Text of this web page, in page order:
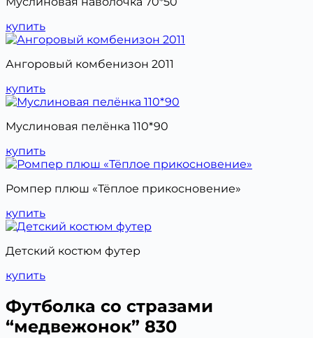
купить
Ангоровый комбенизон 2011
купить
Муслиновая пелёнка 110*90
купить
Ромпер плюш «Тёплое прикосновение»
купить
Детский костюм футер
купить
Футболка со стразами
“медвежонок” 830